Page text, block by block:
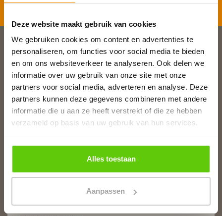
Deze website maakt gebruik van cookies
We gebruiken cookies om content en advertenties te
personaliseren, om functies voor social media te bieden
en om ons websiteverkeer te analyseren. Ook delen we
informatie over uw gebruik van onze site met onze
partners voor social media, adverteren en analyse. Deze
partners kunnen deze gegevens combineren met andere
informatie die u aan ze heeft verstrekt of die ze hebben
verzameld op basis van uw gebruik van hun services.
Alles toestaan
Aanpassen
Slagerij van Baar
Burg. Van Baarstraat 10
0299 - 363312
E:
info@runderkamp.nl
Geopend tot 18.00 uur
De Stient 14A
E:info@runderkamp.nl